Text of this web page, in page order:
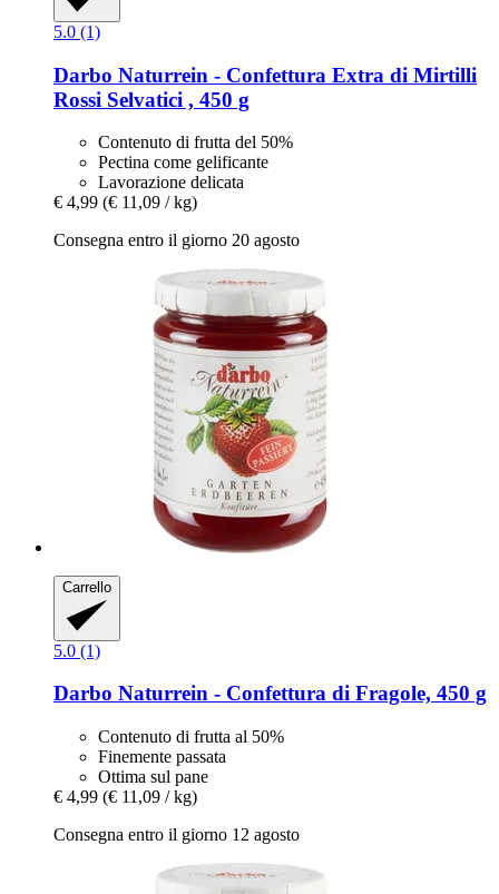
5.0 (1)
Darbo Naturrein -​ Confettura Extra di Mirtilli
Rossi Selvatici , 450 g
Contenuto di frutta del 50%
Pectina come gelificante
Lavorazione delicata
€ 4,99 (€ 11,09 / kg)
Consegna entro il giorno 20 agosto
Carrello
5.0 (1)
Darbo Naturrein -​ Confettura di Fragole, 450 g
Contenuto di frutta al 50%
Finemente passata
Ottima sul pane
€ 4,99 (€ 11,09 / kg)
Consegna entro il giorno 12 agosto